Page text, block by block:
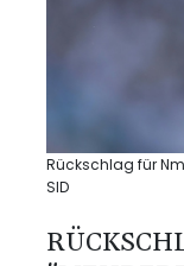
Rückschlag für
SID